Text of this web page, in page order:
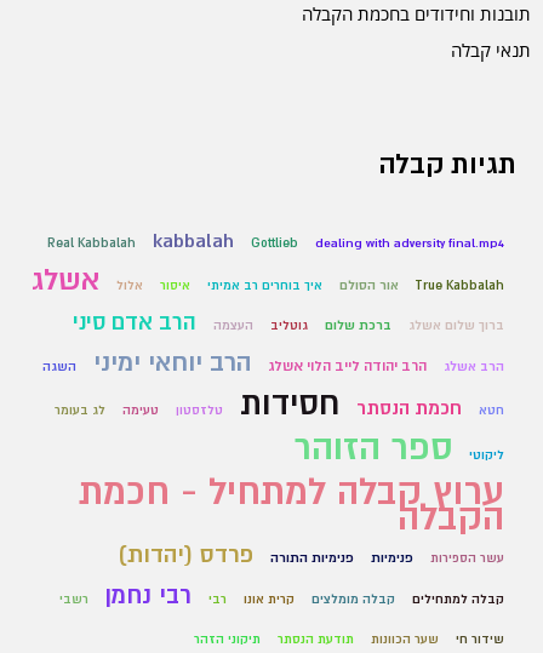
תובנות וחידודים בחכמת הקבלה
תנאי קבלה
תגיות קבלה
dealing with adversity final.mp4
Gottlieb
kabbalah
Real Kabbalah
True Kabbalah אור הסולם איך בוחרים רב אמיתי איסור אלול אשלג
ברוך שלום אשלג ברכת שלום גוטליב העצמה הרב אדם סיני
הרב אשלג הרב יהודה לייב הלוי אשלג הרב יוחאי ימיני השגה
חטא חכמת הנסתר חסידות טלזסטון טעימה לג בעומר
ליקוטי ספר הזוהר
ערוץ קבלה למתחיל - חכמת
הקבלה
עשר הספירות פנימיות פנימיות התורה פרדס (יהדות)
קבלה למתחילים קבלה מומלצים קרית אונו רבי רבי נחמן רשבי
שידור חי שער הכוונות תודעת הנסתר תיקוני הזהר